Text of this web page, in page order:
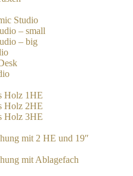
Studio
– small
– big
Holz 1HE
Holz 2HE
Holz 3HE
mit 2 HE und 19″
mit Ablagefach